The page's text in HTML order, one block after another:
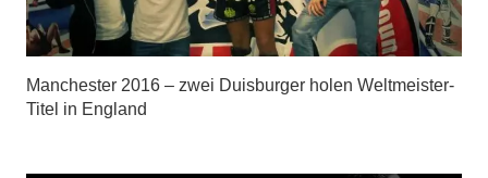
Manchester 2016 – zwei Duisburger holen Weltmeister-
Titel in England